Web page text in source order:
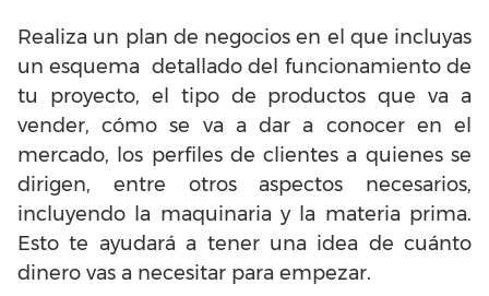
Realiza un plan de negocios en el que incluyas
un esquema detallado del funcionamiento de
tu proyecto, el tipo de productos que va a
vender, cómo se va a dar a conocer en el
mercado, los perfiles de clientes a quienes se
dirigen, entre otros aspectos necesarios,
incluyendo la maquinaria y la materia prima.
Esto te ayudará a tener una idea de cuánto
dinero vas a necesitar para empezar.